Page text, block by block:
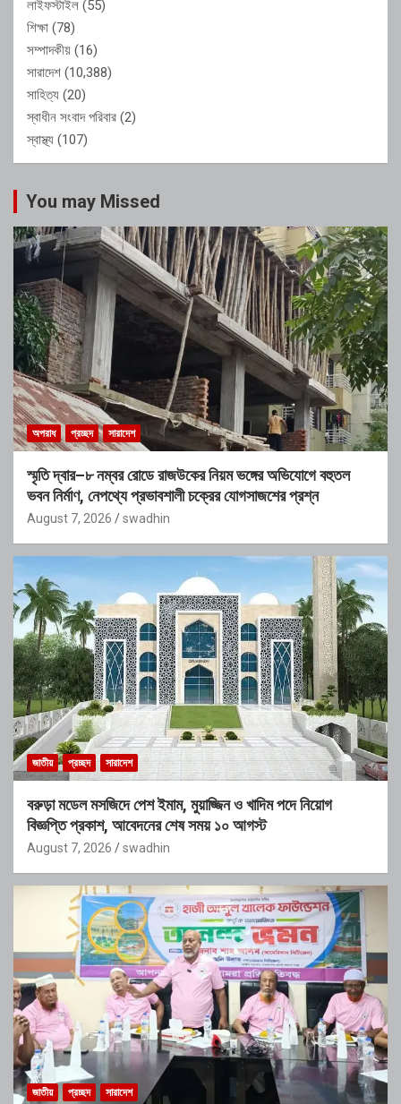
লাইফস্টাইল (55)
শিক্ষা (78)
সম্পাদকীয় (16)
সারাদেশ (10,388)
সাহিত্য (20)
স্বাধীন সংবাদ পরিবার (2)
স্বাস্থ্য (107)
You may Missed
অপরাধ প্রচ্ছদ সারাদেশ
স্মৃতি দ্বার–৮ নম্বর রোডে রাজউকের নিয়ম ভঙ্গের অভিযোগে বহুতল
ভবন নির্মাণ, নেপথ্যে প্রভাবশালী চক্রের যোগসাজশের প্রশ্ন
August 7, 2026 swadhin
জাতীয় প্রচ্ছদ সারাদেশ
বরুড়া মডেল মসজিদে পেশ ইমাম, মুয়াজ্জিন ও খাদিম পদে নিয়োগ
বিজ্ঞপ্তি প্রকাশ, আবেদনের শেষ সময় ১০ আগস্ট
August 7, 2026 swadhin
জাতীয় প্রচ্ছদ সারাদেশ